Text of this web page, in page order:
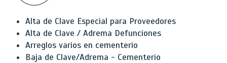
Alta de Clave Especial para Proveedores
Alta de Clave / Adrema Defunciones
Arreglos varios en cementerio
Baja de Clave/Adrema - Cementerio